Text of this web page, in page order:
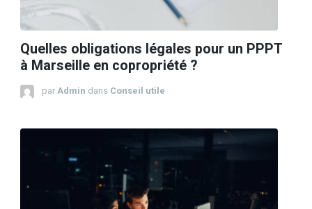
Quelles obligations légales pour un PPPT
à Marseille en copropriété ?
par Admin dans Conseil utile